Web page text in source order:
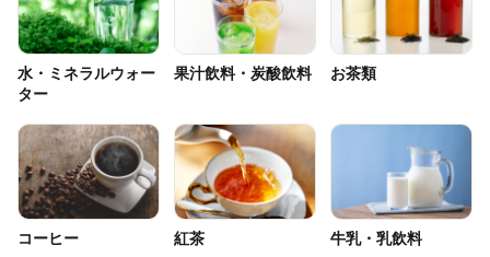
水・ミネラルウォー
ター
果汁飲料・炭酸飲料 お茶類
コーヒー 紅茶 牛乳・乳飲料